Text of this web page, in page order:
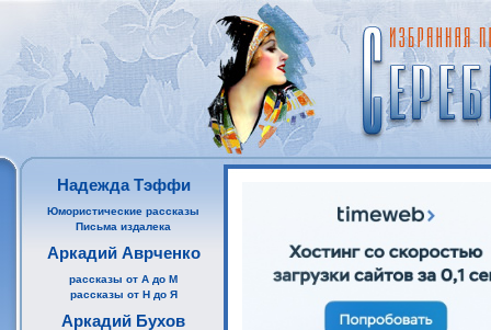
Надежда Тэффи
Юмористические рассказы
Письма издалека
Аркадий Аврченко
рассказы от А до М
рассказы от Н до Я
Аркадий Бухов